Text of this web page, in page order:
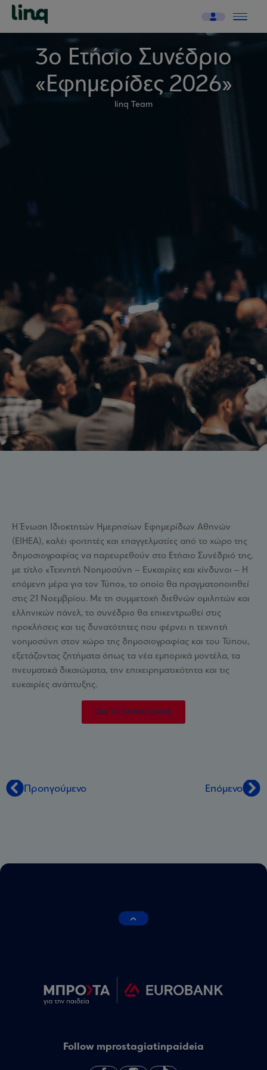
3ο Ετήσιο Συνέδριο
«Εφημερίδες 2026»
linq Team
Η Ένωση Ιδιοκτητών Ημερησίων Εφημερίδων Αθηνών
(ΕΙΗΕΑ), καλέι φοιτητές και επαγγελματίες από το χώρο της
δημοσιογραφίας να παρευρεθούν στο Ετήσιο Συνέδριό της,
με τίτλο «Τεχνητή Νοημοσύνη – Ευκαιρίες και κίνδυνοι – Η
επόμενη μέρα για τον Τύπο», το οποίο θα πραγματοποιηθεί
στις 21 Νοεμβρίου. Με τη συμμετοχή διεθνών ομιλητών και
ελληνικών πάνελ, το συνέδριο θα επικεντρωθεί στις
προκλήσεις και τις δυνατότητες που φέρνει η τεχνητή
νοημοσύνη στον χώρο της δημοσιογραφίας και του Τύπου,
εξετάζοντας ζητήματα όπως τα νέα εμπορικά μοντέλα, τα
πνευματικά δικαιώματα, την επιχειρηματικότητα και τις
ευκαιρίες ανάπτυξης.
Δες τις λεπτομέρειες
Προηγούμενο Επόμενο
Follow mprostagiatinpaideia